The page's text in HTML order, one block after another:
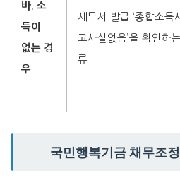
바. 소
득이
없는 경
우
세무서 발급 ‘종합소득
고사실없음’을 확인하
류
국민행복기금 채무조